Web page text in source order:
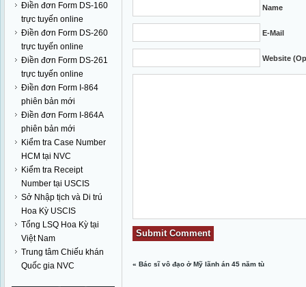
Điền đơn Form DS-160
trực tuyến online
Điền đơn Form DS-260
trực tuyến online
Điền đơn Form DS-261
trực tuyến online
Điền đơn Form I-864
phiên bản mới
Điền đơn Form I-864A
phiên bản mới
Kiểm tra Case Number
HCM tại NVC
Kiểm tra Receipt
Number tại USCIS
Sở Nhập tịch và Di trú
Hoa Kỳ USCIS
Tổng LSQ Hoa Kỳ tại
Việt Nam
Trung tâm Chiếu khán
Quốc gia NVC
Name
E-Mail
Website
«Bác sĩ vô đạo ở Mỹ lãnh án 45 năm tù